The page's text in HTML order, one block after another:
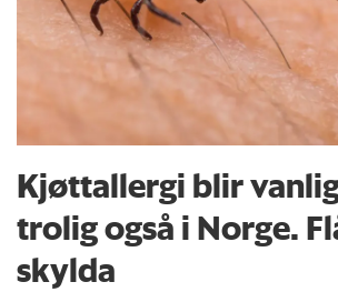
Kjøttallergi blir
trolig også i Norge.
skylda